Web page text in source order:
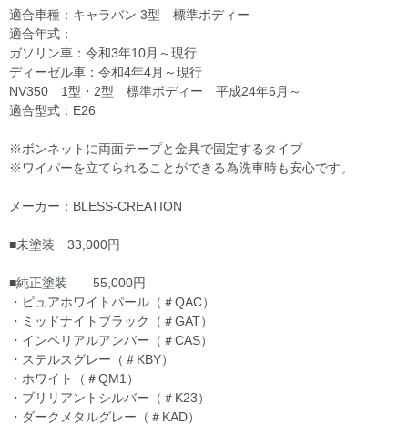
適合車種：キャラバン 3型 標準ボディー
適合年式：
ガソリン車：令和3年10月～現行
ディーゼル車：令和4年4月～現行
NV350 1型・2型 標準ボディー 平成24年6月～
適合型式：E26
※ボンネットに両面テープと金具で固定するタイプ
※ワイパーを立てられることができる為洗車時も安心です。
メーカー：BLESS-CREATION
■未塗装 33,000円
■純正塗装 55,000円
・ピュアホワイトパール（＃QAC）
・ミッドナイトブラック（＃GAT）
・インペリアルアンバー（＃CAS）
・ステルスグレー（＃KBY）
・ホワイト（＃QM1）
・ブリリアントシルバー（＃K23）
・ダークメタルグレー（＃KAD）